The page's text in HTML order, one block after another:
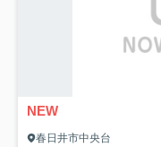
NEW
春日井市中央台